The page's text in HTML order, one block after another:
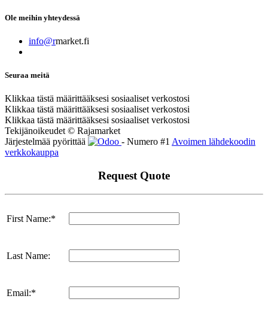
Ole meihin yhteydessä
info@rmarket.fi
Seuraa meitä
Klikkaa tästä määrittääksesi sosiaaliset verkostosi
Klikkaa tästä määrittääksesi sosiaaliset verkostosi
Klikkaa tästä määrittääksesi sosiaaliset verkostosi
Tekijänoikeudet © Rajamarket
Järjestelmää pyörittää
- Numero #1 Avoimen lähdekoodin
verkkokauppa
Request Quote
First Name:*
Last Name:
Email:*